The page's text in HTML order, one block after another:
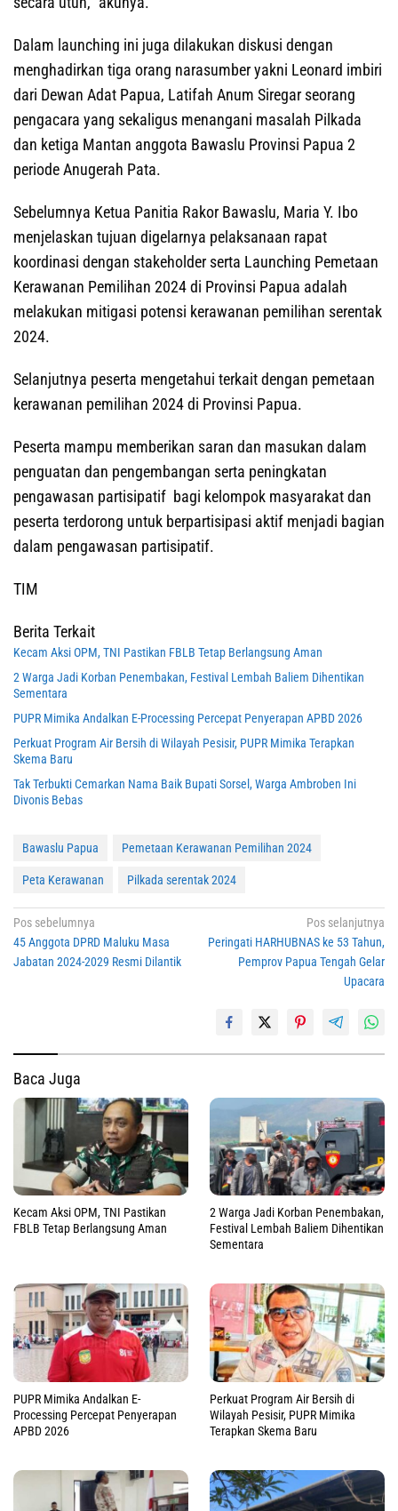
Dalam launching ini juga dilakukan diskusi dengan
menghadirkan tiga orang narasumber yakni Leonard imbiri
dari Dewan Adat Papua, Latifah Anum Siregar seorang
pengacara yang sekaligus menangani masalah Pilkada
dan ketiga Mantan anggota Bawaslu Provinsi Papua 2
periode Anugerah Pata.
Sebelumnya Ketua Panitia Rakor Bawaslu, Maria Y. Ibo
menjelaskan tujuan digelarnya pelaksanaan rapat
koordinasi dengan stakeholder serta Launching Pemetaan
Kerawanan Pemilihan 2024 di Provinsi Papua adalah
melakukan mitigasi potensi kerawanan pemilihan serentak
2024.
Selanjutnya peserta mengetahui terkait dengan pemetaan
kerawanan pemilihan 2024 di Provinsi Papua.
Peserta mampu memberikan saran dan masukan dalam
penguatan dan pengembangan serta peningkatan
pengawasan partisipatif bagi kelompok masyarakat dan
peserta terdorong untuk berpartisipasi aktif menjadi bagian
dalam pengawasan partisipatif.
TIM
Berita Terkait
Kecam Aksi OPM, TNI Pastikan FBLB Tetap Berlangsung Aman
2 Warga Jadi Korban Penembakan, Festival Lembah Baliem Dihentikan
Sementara
PUPR Mimika Andalkan E-Processing Percepat Penyerapan APBD 2026
Perkuat Program Air Bersih di Wilayah Pesisir, PUPR Mimika Terapkan
Skema Baru
Tak Terbukti Cemarkan Nama Baik Bupati Sorsel, Warga Ambroben Ini
Divonis Bebas
Bawaslu Papua Pemetaan Kerawanan Pemilihan 2024
Peta Kerawanan Pilkada serentak 2024
Navigasi
pos
Pos sebelumnya
45 Anggota DPRD Maluku Masa
Jabatan 2024-2029 Resmi Dilantik
Pos selanjutnya
Peringati HARHUBNAS ke 53 Tahun,
Pemprov Papua Tengah Gelar
Upacara
Baca Juga
Kecam Aksi OPM, TNI Pastikan
FBLB Tetap Berlangsung Aman
2 Warga Jadi Korban Penembakan,
Festival Lembah Baliem Dihentikan
Sementara
PUPR Mimika Andalkan E-
Processing Percepat Penyerapan
APBD 2026
Perkuat Program Air Bersih di
Wilayah Pesisir, PUPR Mimika
Terapkan Skema Baru